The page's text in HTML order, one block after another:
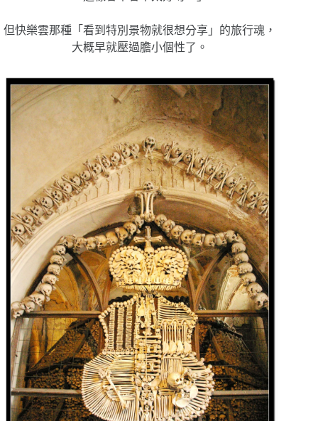
但快樂雲那種「看到特別景物就很想分享」的旅行魂，
大概早就壓過膽小個性了。